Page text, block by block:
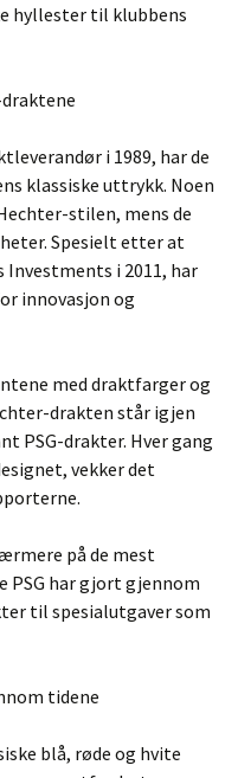
hyllester til klubbens
i 1989, har de
klassiske uttrykk. Noen
stilen, mens de
Spesielt etter at
i 2011, har
innovasjon og
med draktfarger og
drakten står igjen
PSG-drakter. Hver gang
vekker det
på de mest
PSG har gjort gjennom
til spesialutgaver som
tidene
blå, røde og hvite